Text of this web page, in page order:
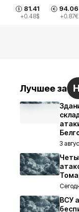
81.41
+0.48$
94.06
+0.87€
Лучшее за
3
ВСУ